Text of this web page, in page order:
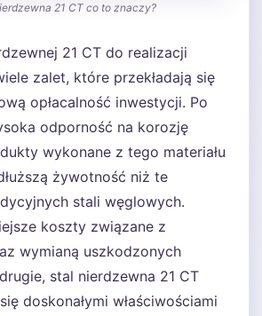
21 CT co to znaczy?
21 CT do realizacji
zalet, które przekładają się
opłacalność inwestycji. Po
odporność na korozję
wykonane z tego materiału
żywotność niż te
stali węglowych.
koszty związane z
wymianą uszkodzonych
stal nierdzewna 21 CT
doskonałymi właściwościami